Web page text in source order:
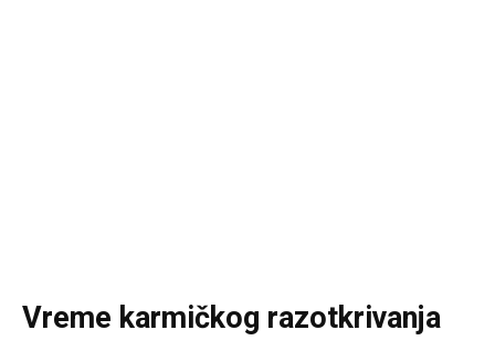
Vreme karmičkog razotkrivanja